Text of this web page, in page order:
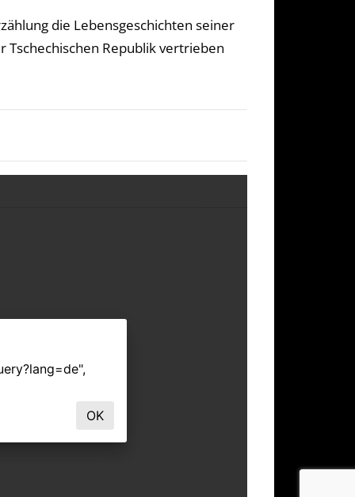
die Lebensgeschichten seiner
Tschechischen Republik vertrieben